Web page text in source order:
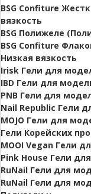
BSG Confiture
вязкость
BSG Полижеле
BSG Confiture
Низкая вязкость
Irisk Гели для
IBD Гели для
PNB Гели для
Nail Republic Гели
MOJO Гели для
Гели Корейских
MOOI Vegan Гели
Pink House Гели
RuNail Гели для
RuNail Гели для